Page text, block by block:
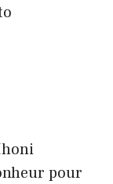
pour